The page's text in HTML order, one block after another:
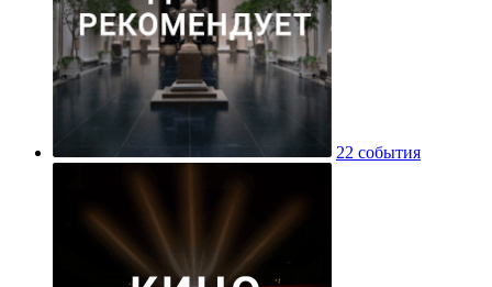
22 события